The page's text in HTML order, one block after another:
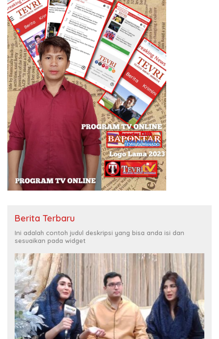
Berita Terbaru
Ini adalah contoh judul deskripsi yang bisa anda isi dan
sesuaikan pada widget